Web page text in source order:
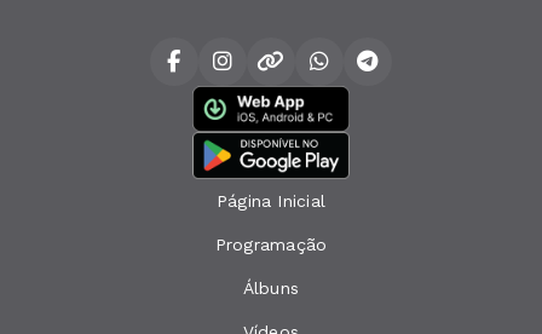
Página Inicial
Programação
Álbuns